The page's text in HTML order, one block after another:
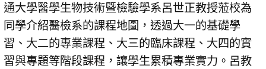
通大學醫學生物技術暨檢驗學系呂世正教授蒞校為
同學介紹醫檢系的課程地圖，透過大一的基礎學
習、大二的專業課程、大三的臨床課程、大四的實
習與專題等階段課程，讓學生累積專業實力。呂教